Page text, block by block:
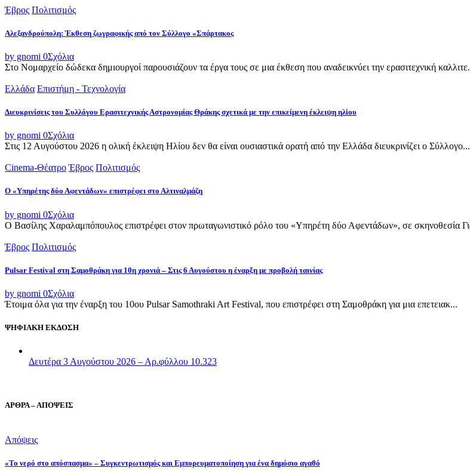
Έβρος Πολιτισμός
Αλεξανδρούπολη: Έκθεση ζωγραφικής από τον Σύλλογο «Σπάρτακος
by gnomi 0Σχόλια
Στο Νομαρχείο δώδεκα δημιουργοί παρουσιάζουν τα έργα τους σε μια έκθεση που αναδεικνύει την ερασιτεχνική
Ελλάδα Επιστήμη - Τεχνολογία
Διευκρινίσεις του Συλλόγου Ερασιτεχνικής Αστρονομίας Θράκης σχετικά με την επικείμενη έκλειψη ηλίου
by gnomi 0Σχόλια
Στις 12 Αυγούστου 2026 η ολική έκλειψη Ηλίου δεν θα είναι ουσιαστικά ορατή από την Ελλάδα διευκρινίζει ο Σύλλογο...
Cinema-Θέατρο Έβρος Πολιτισμός
Ο «Υπηρέτης δύο Αφεντάδων» επιστρέφει στο Αλτιναλμάζη
by gnomi 0Σχόλια
Ο Βασίλης Χαραλαμπόπουλος επιστρέφει στον πρωταγωνιστικό ρόλο του «Υπηρέτη δύο Αφεντάδων», σε σκηνοθεσία
Έβρος Πολιτισμός
Pulsar Festival στη Σαμοθράκη για 10η χρονιά – Στις 6 Αυγούστου η έναρξη με προβολή ταινίας
by gnomi 0Σχόλια
Έτοιμα όλα για την έναρξη του 10ου Pulsar Samothraki Art Festival, που επιστρέφει στη Σαμοθράκη για μια επετειακ...
ΨΗΦΙΑΚΗ ΕΚΔΟΣΗ
Δευτέρα 3 Αυγούστου 2026 – Αρ.φύλλου 10.323
ΑΡΘΡΑ – ΑΠΟΨΕΙΣ
Απόψεις
«Το νερό στο απόσπασμα» – Συγκεντρωτισμός και Εμπορευματοποίηση για ένα δημόσιο αγαθό